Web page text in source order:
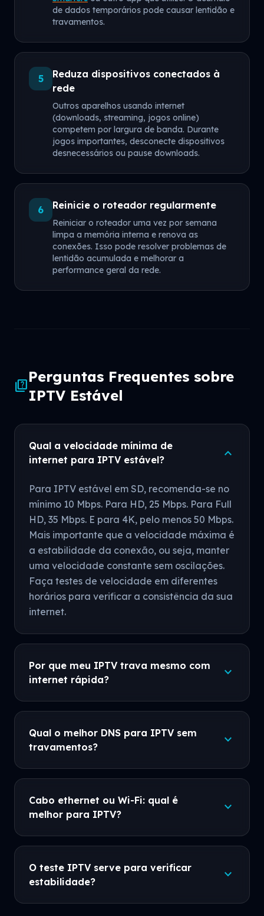
de dados temporários pode causar lentidão e
travamentos.
5
Reduza dispositivos conectados à
rede
Outros aparelhos usando internet
(downloads, streaming, jogos online)
competem por largura de banda. Durante
jogos importantes, desconecte dispositivos
desnecessários ou pause downloads.
6 Reinicie o roteador regularmente
Reiniciar o roteador uma vez por semana
limpa a memória interna e renova as
conexões. Isso pode resolver problemas de
lentidão acumulada e melhorar a
performance geral da rede.
quiz
Perguntas Frequentes sobre
IPTV Estável
Qual a velocidade mínima de
internet para IPTV estável?
expand_more
Para IPTV estável em SD, recomenda-se no
mínimo 10 Mbps. Para HD, 25 Mbps. Para Full
HD, 35 Mbps. E para 4K, pelo menos 50 Mbps.
Mais importante que a velocidade máxima é
a estabilidade da conexão, ou seja, manter
uma velocidade constante sem oscilações.
Faça testes de velocidade em diferentes
horários para verificar a consistência da sua
internet.
Por que meu IPTV trava mesmo com
internet rápida?
expand_more
Qual o melhor DNS para IPTV sem
travamentos?
expand_more
Cabo ethernet ou Wi-Fi: qual é
melhor para IPTV?
expand_more
O teste IPTV serve para verificar
estabilidade?
expand_more